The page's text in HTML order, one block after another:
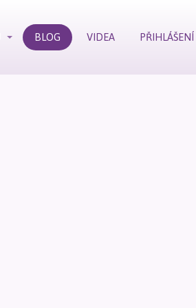
BLOG VIDEA PŘIHLÁŠENÍ